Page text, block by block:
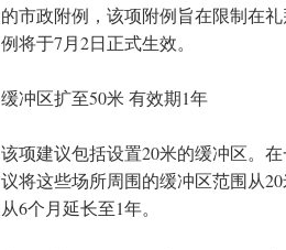
的市政附例，该项附例旨在限制在
例将于7月2日正式生效。
缓冲区扩至50米 有效期1年
该项建议包括设置20米的缓冲区。
议将这些场所周围的缓冲区范围从
从6个月延长至1年。